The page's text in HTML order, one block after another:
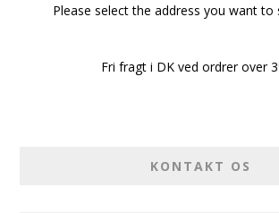
Please select the address you want to
Fri fragt i DK ved ordrer over
KONTAKT OS